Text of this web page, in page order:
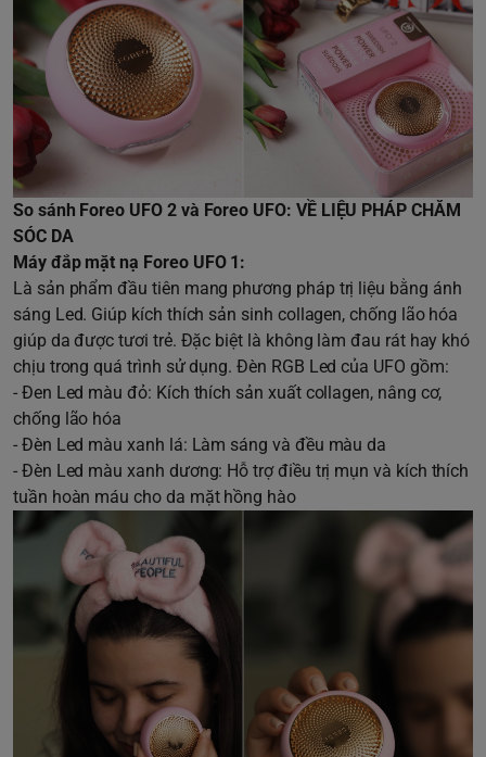
So sánh Foreo UFO 2 và Foreo UFO: VỀ LIỆU PHÁP CHĂM
SÓC DA
Máy đắp mặt nạ Foreo UFO 1:
Là sản phẩm đầu tiên mang phương pháp trị liệu bằng ánh
sáng Led. Giúp kích thích sản sinh collagen, chống lão hóa
giúp da được tươi trẻ. Đặc biệt là không làm đau rát hay khó
chịu trong quá trình sử dụng. Đèn RGB Led của UFO gồm:
- Đen Led màu đỏ: Kích thích sản xuất collagen, nâng cơ,
chống lão hóa
- Đèn Led màu xanh lá: Làm sáng và đều màu da
- Đèn Led màu xanh dương: Hỗ trợ điều trị mụn và kích thích
tuần hoàn máu cho da mặt hồng hào